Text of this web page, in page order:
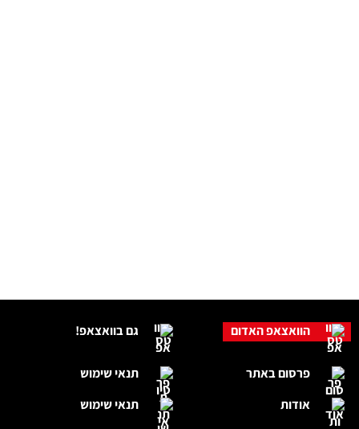
גם בוואצאפ!
תנאי שימוש
תנאי שימוש
הוואצאפ האדום
פרסום באתר
אודות